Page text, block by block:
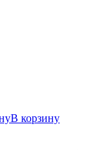
В корзину